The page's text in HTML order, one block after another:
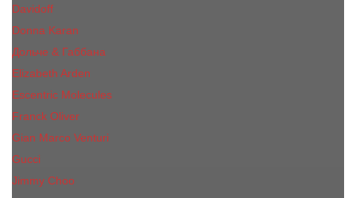
Davidoff
Donna Karan
Дольче & Габбана
Elizabeth Arden
Escentric Molecules
Franck Oliver
Gian Marco Venturi
Gucci
Jimmy Choo